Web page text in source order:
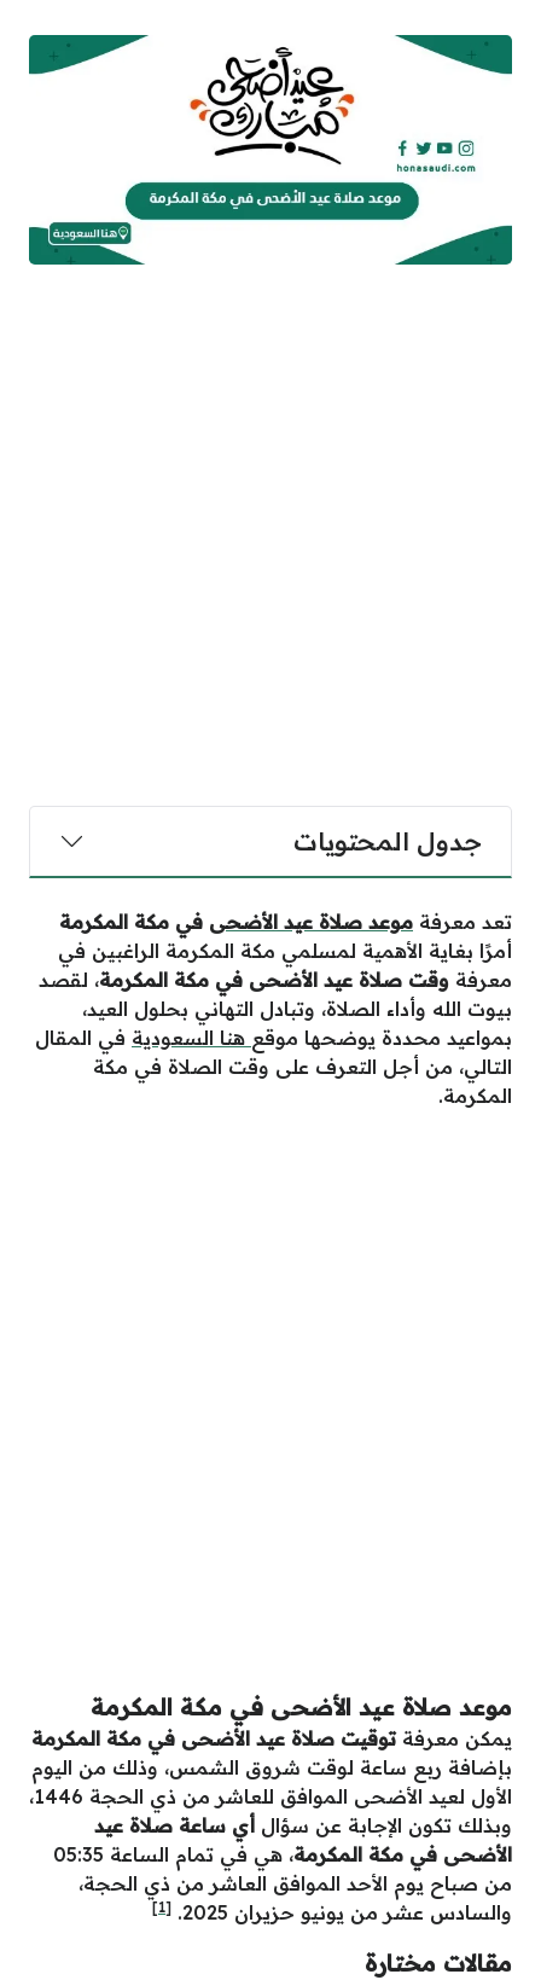
جدول المحتويات
تعد معرفة موعد صلاة عيد الأضحى في مكة المكرمة
أمرًا بغاية الأهمية لمسلمي مكة المكرمة الراغبين في
معرفة وقت صلاة عيد الأضحى في مكة المكرمة، لقصد
بيوت الله وأداء الصلاة، وتبادل التهاني بحلول العيد،
بمواعيد محددة يوضحها موقع هنا السعودية في المقال
التالي، من أجل التعرف على وقت الصلاة في مكة
المكرمة.
موعد صلاة عيد الأضحى في مكة المكرمة
يمكن معرفة توقيت صلاة عيد الأضحى في مكة المكرمة
بإضافة ربع ساعة لوقت شروق الشمس، وذلك من اليوم
الأول لعيد الأضحى الموافق للعاشر من ذي الحجة 1446،
وبذلك تكون الإجابة عن سؤال أي ساعة صلاة عيد
الأضحى في مكة المكرمة
، هي في تمام الساعة 05:35
من صباح يوم الأحد الموافق العاشر من ذي الحجة،
والسادس عشر من يونيو حزيران 2025.
[1]
مقالات مختارة